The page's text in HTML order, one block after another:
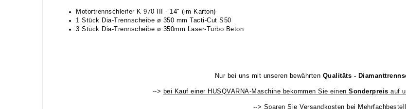
Motortrennschleifer K 970 III - 14" (im Karton)
1 Stück Dia-Trennscheibe ø 350 mm Tacti-Cut S50
3 Stück Dia-Trennscheibe ø 350mm Laser-Turbo Beton
Nur bei uns mit unseren bewährten Qualitäts -
--> bei Kauf einer HUSQVARNA-Maschine bekommen Sie einenSonderpreisauf
--> Sparen Sie Versandkosten bei